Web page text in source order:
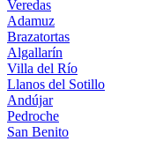
Veredas
Adamuz
Brazatortas
Algallarín
Villa del Río
Llanos del Sotillo
Andújar
Pedroche
San Benito